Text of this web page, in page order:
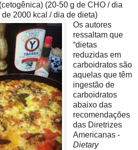
(20-50 g de CHO / dia
2000 kcal / dia de dieta)
Os autores
ressaltam que
“dietas
reduzidas em
carboidratos são
aquelas que têm
ingestão de
carboidratos
abaixo das
recomendações
das Diretrizes
Americanas -
Dietary